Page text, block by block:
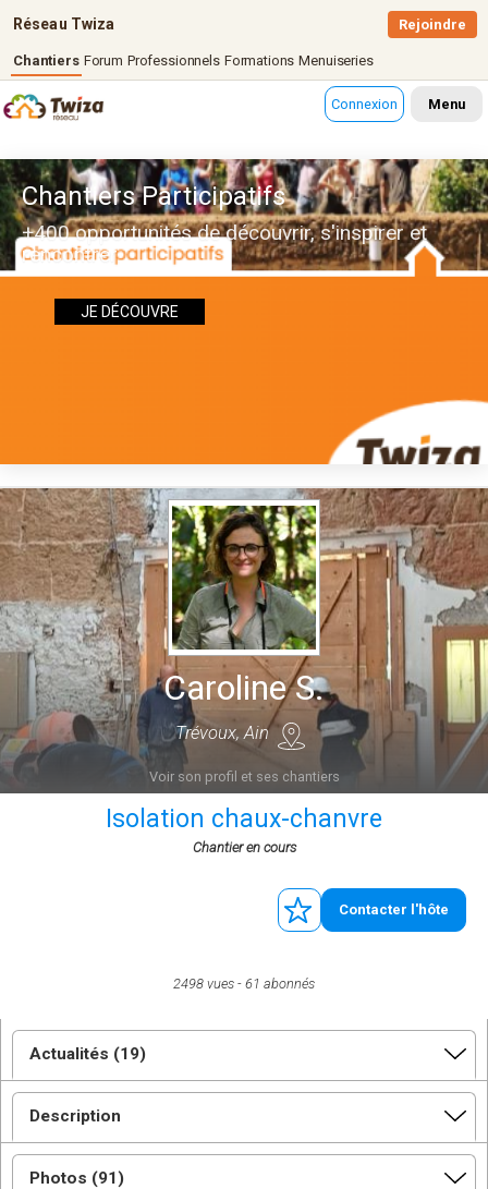
Réseau Twiza
Chantiers Forum Professionnels Formations Menuiseries
Rejoindre
Connexion Menu
Chantiers Participatifs
+400 opportunités de découvrir, s'inspirer et
rencontrer
JE DÉCOUVRE
Caroline S.
Trévoux, Ain
Voir son profil et ses chantiers
Isolation chaux-chanvre
Chantier en cours
Contacter l'hôte
2498 vues 61 abonnés
Actualités (19)
Description
Photos (91)